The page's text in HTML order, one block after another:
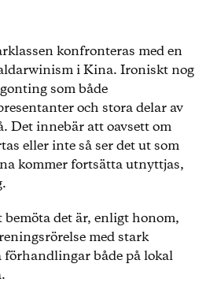
konfronteras med en
i Kina. Ironiskt nog
som både
och stora delar av
Det innebär att oavsett om
eller inte så ser det ut som
kommer fortsätta utnyttjas,
det är, enligt honom,
med stark
både på lokal